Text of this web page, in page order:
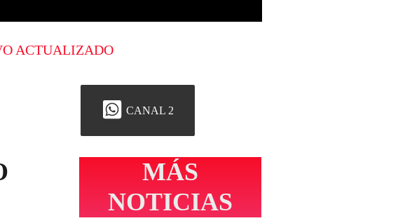
ACTUALIZADO
CANAL 2
MÁS
NOTICIAS